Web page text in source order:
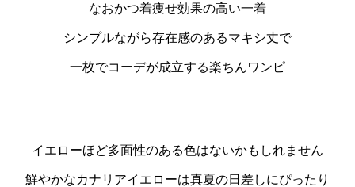
なおかつ着痩せ効果の高い一着
シンプルながら存在感のあるマキシ丈で
一枚でコーデが成立する楽ちんワンピ
イエローほど多面性のある色はないかもしれません
鮮やかなカナリアイエローは真夏の日差しにぴったり